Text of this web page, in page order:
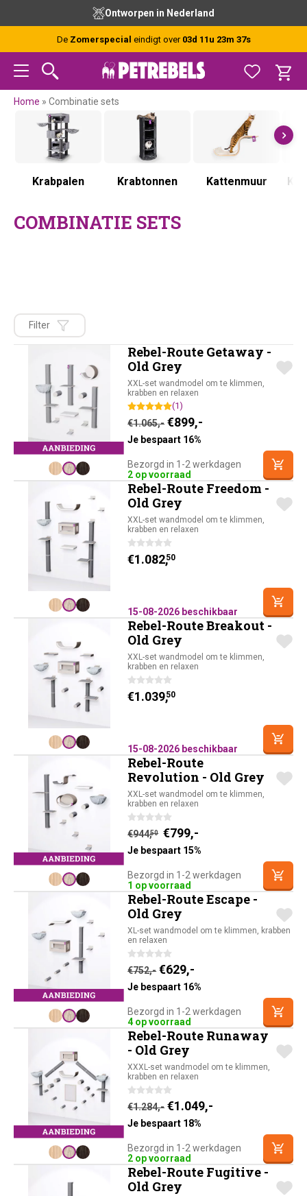
hoofdnavigatie
hoofd
inhoud
eerste
sidebar
voettekst
Ontworpen in Nederland
De Zomerspecial eindigt over 03d 11u 23m 36s
Home » Combinatie sets
Krabpalen Krabtonnen Kattenmuur
COMBINATIE SETS
Filter
Rebel-Route Getaway -
Old Grey
XXL-set wandmodel om te klimmen,
krabben en relaxen
(1)
€1.065,- Oorspronkelijke prijs
€899,-
Je bespaart 16%
Bezorgd in 1-2 werkdagen
2 op voorraad
Rebel-Route Freedom -
Old Grey
XXL-set wandmodel om te klimmen,
krabben en relaxen
€1.082,50
15-08-2026 beschikbaar
Rebel-Route Breakout -
Old Grey
XXL-set wandmodel om te klimmen,
krabben en relaxen
€1.039,50
15-08-2026 beschikbaar
Rebel-Route
Revolution - Old Grey
XXL-set wandmodel om te klimmen,
krabben en relaxen
€944,50 Oorspronkelijke prijs
€799,-
Je bespaart 15%
Bezorgd in 1-2 werkdagen
1 op voorraad
Rebel-Route Escape -
Old Grey
XL-set wandmodel om te klimmen, krabben
en relaxen
€752,- Oorspronkelijke prijs
€629,-
Je bespaart 16%
Bezorgd in 1-2 werkdagen
4 op voorraad
Rebel-Route Runaway
- Old Grey
XXXL-set wandmodel om te klimmen,
krabben en relaxen
€1.284,- Oorspronkelijke prijs
€1.049,-
Je bespaart 18%
Bezorgd in 1-2 werkdagen
2 op voorraad
Rebel-Route Fugitive -
Old Grey